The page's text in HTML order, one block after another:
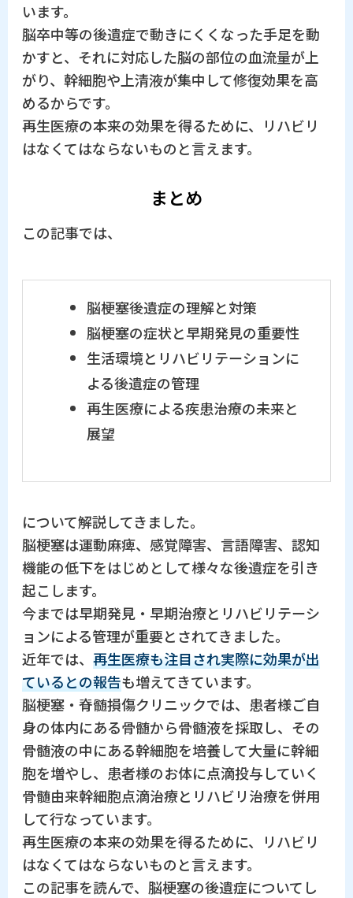
います。
脳卒中等の後遺症で動きにくくなった手足を動
かすと、それに対応した脳の部位の血流量が上
がり、幹細胞や上清液が集中して修復効果を高
めるからです。
再生医療の本来の効果を得るために、リハビリ
はなくてはならないものと言えます。
まとめ
この記事では、
脳梗塞後遺症の理解と対策
脳梗塞の症状と早期発見の重要性
生活環境とリハビリテーションに
よる後遺症の管理
再生医療による疾患治療の未来と
展望
について解説してきました。
脳梗塞は運動麻痺、感覚障害、言語障害、認知
機能の低下をはじめとして様々な後遺症を引き
起こします。
今までは早期発見・早期治療とリハビリテーシ
ョンによる管理が重要とされてきました。
近年では、 再生医療も注目され実際に効果が出
ているとの報告も増えてきています。
脳梗塞・脊髄損傷クリニックでは、患者様ご自
身の体内にある骨髄から骨髄液を採取し、その
骨髄液の中にある幹細胞を培養して大量に幹細
胞を増やし、患者様のお体に点滴投与していく
骨髄由来幹細胞点滴治療とリハビリ治療を併用
して行なっています。
再生医療の本来の効果を得るために、リハビリ
はなくてはならないものと言えます。
この記事を読んで、脳梗塞の後遺症についてし